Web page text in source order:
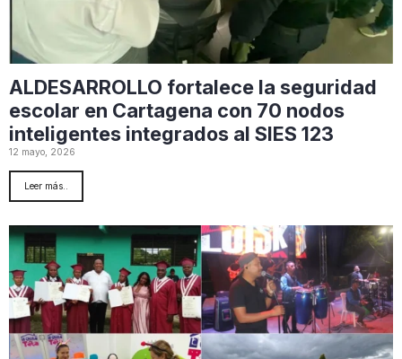
ALDESARROLLO fortalece la seguridad
escolar en Cartagena con 70 nodos
inteligentes integrados al SIES 123
12 mayo, 2026
Leer más..